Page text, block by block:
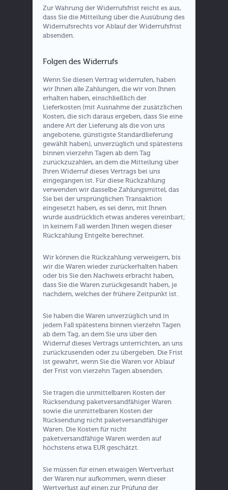
Zur Wahrung der Widerrufsfrist reicht es aus,
dass Sie die Mitteilung über die Ausübung des
Widerrufsrechts vor Ablauf der Widerrufsfrist
absenden.
Folgen des Widerrufs
Wenn Sie diesen Vertrag widerrufen, haben
wir Ihnen alle Zahlungen, die wir von Ihnen
erhalten haben, einschließlich der
Lieferkosten (mit Ausnahme der zusätzlichen
Kosten, die sich daraus ergeben, dass Sie eine
andere Art der Lieferung als die von uns
angebotene, günstigste Standardlieferung
gewählt haben), unverzüglich und spätestens
binnen vierzehn Tagen ab dem Tag
zurückzuzahlen, an dem die Mitteilung über
Ihren Widerruf dieses Vertrags bei uns
eingegangen ist. Für diese Rückzahlung
verwenden wir dasselbe Zahlungsmittel, das
Sie bei der ursprünglichen Transaktion
eingesetzt haben, es sei denn, mit Ihnen
wurde ausdrücklich etwas anderes vereinbart;
in keinem Fall werden Ihnen wegen dieser
Rückzahlung Entgelte berechnet.
Wir können die Rückzahlung verweigern, bis
wir die Waren wieder zurückerhalten haben
oder bis Sie den Nachweis erbracht haben,
dass Sie die Waren zurückgesandt haben, je
nachdem, welches der frühere Zeitpunkt ist.
Sie haben die Waren unverzüglich und in
jedem Fall spätestens binnen vierzehn Tagen
ab dem Tag, an dem Sie uns über den
Widerruf dieses Vertrags unterrichten, an uns
zurückzusenden oder zu übergeben. Die Frist
ist gewahrt, wenn Sie die Waren vor Ablauf
der Frist von vierzehn Tagen absenden.
Sie tragen die unmittelbaren Kosten der
Rücksendung paketversandfähiger Waren
sowie die unmittelbaren Kosten der
Rücksendung nicht paketversandfähiger
Waren. Die Kosten für nicht
paketversandfähige Waren werden auf
höchstens etwa EUR geschätzt.
Sie müssen für einen etwaigen Wertverlust
der Waren nur aufkommen, wenn dieser
Wertverlust auf einen zur Prüfung der